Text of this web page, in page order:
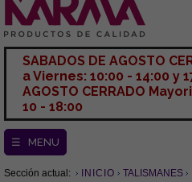
SABADOS DE AGOSTO
a Viernes: 10:00 - 14:00 y
AGOSTO CERRADO
10 - 18:00
☰ MENU
Sección actual: INICIO TALISMANES